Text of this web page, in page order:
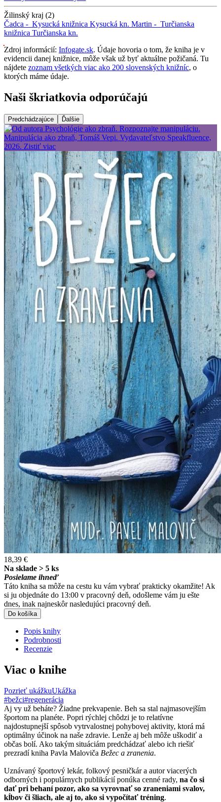
Žilinský kraj (2)
Čadca - Kysucká knižnica Kysucká kn. Martin - Turčianska
knižnica Turčianska kn.
Zdroj informácií: Infogate.sk. Údaje hovoria o tom, že kniha je v
evidencii danej knižnice, môže však už byť aktuálne požičaná. Tu
nájdete zoznam všetkých viac ako 200 slovenských knižníc, o
ktorých máme údaje.
Naši škriatkovia odporúčajú
Predchádzajúce Ďalšie
18,39 €
Na sklade > 5 ks
Posielame ihneď
Táto kniha sa môže na cestu ku vám vybrať prakticky okamžite! Ak
si ju objednáte do 13:00 v pracovný deň, odošleme vám ju ešte
dnes, inak najneskôr nasledujúci pracovný deň.
Do košíka
Popis knihy
Podrobnosti
Recenzie
Viac o knihe
Pozrieť ukážkuUkážka
#bežci#regenerácia
Aj vy už beháte? Žiadne prekvapenie. Beh sa stal najmasovejším
športom na planéte. Popri rýchlej chôdzi je to relatívne
najdostupnejší spôsob vytrvalostnej pohybovej aktivity, ktorá má
optimálny účinok na naše zdravie. Lenže aj beh môže uškodiť a
občas bolí. Ako takým situáciám predchádzať alebo ich riešiť
prezradí kniha Pavla Maloviča Bežec a zranenia.
Uznávaný športový lekár, folkový pesničkár a autor viacerých
odborných i populárnych publikácií ponúka cenné rady, na čo si
dať pri behaní pozor, ako sa vyrovnať so zraneniami svalov,
kĺbov či šliach, ale aj to, ako si vypočítať tréning.